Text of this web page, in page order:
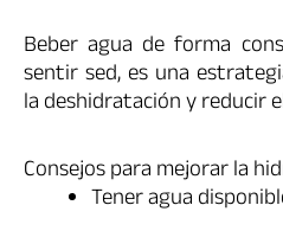
Beber agua de forma
sentir sed, es una
la deshidratación y reducir
Consejos para mejorar la
Tener agua